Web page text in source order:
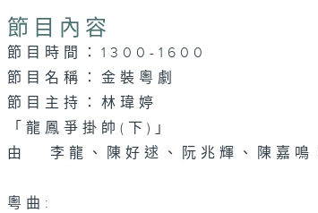
節目內容
節目時間：1300-1600
節目名稱：金裝粵劇
節目主持：林瑋婷
「龍鳳爭掛帥(下)」
由 李龍、陳好逑、阮兆輝、陳嘉鳴
粵曲: